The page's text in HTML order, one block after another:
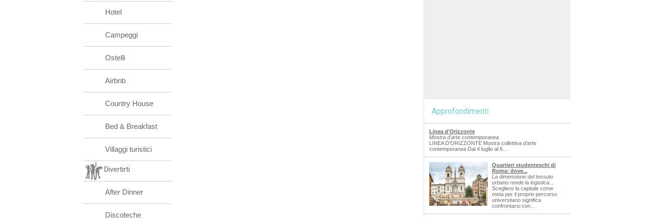
Hotel
Campeggi
Ostelli
Airbnb
Country House
Bed & Breakfast
Villaggi turistici
Divertirti
After Dinner
Discoteche
Approfondimenti
Linea d'Orizzonte
Mostra d'arte contemporanea
LINEA D'ORIZZONTE Mostra collettiva d'arte
contemporanea Dal 4 luglio al 6...
Quartieri studenteschi di
Roma: dove...
La dimensione del tessuto
urbano rende la logistica...
Scegliere la capitale come
meta per il proprio percorso
universitario significa
confrontarsi con...